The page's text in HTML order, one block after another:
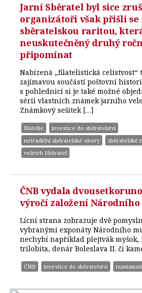
Jarní Sběratel byl sice
organizátoři však přišli se
sběratelskou raritou,
neuskutečněný druhý
připomínat
Nabízená „filatelistická celistvost“
zajímavou součástí poštovní
s pohlednicí si je také možné
sérii vlastních známek jarního
Známkový sešitek […]
filatelie
investice do sběratelství
netradiční sběratelské obory
sběratelské
veletrh Sběratel
ČNB vydala
výročí založení Národního
Lícní strana zobrazuje dvě
vybranými exponáty Národního
nechybí například plejtvák myšok,
trilobita, denár Boleslava II. či
ČNB investice do sběratelství